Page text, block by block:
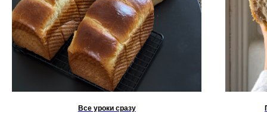
Все уроки сразу